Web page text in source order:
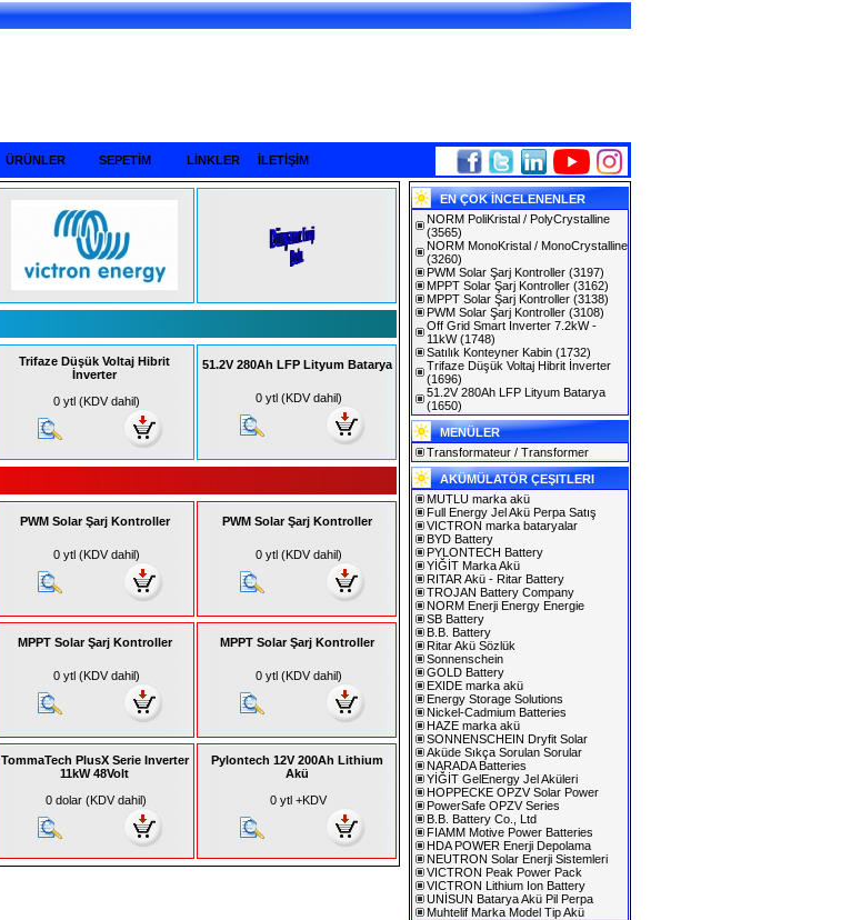
ÜRÜNLER SEPETİM LİNKLER İLETİŞİM
Trifaze Düşük Voltaj Hibrit
İnverter
0 ytl (KDV dahil)
51.2V 280Ah LFP Lityum Batarya
0 ytl (KDV dahil)
PWM Solar Şarj Kontroller
0 ytl (KDV dahil)
PWM Solar Şarj Kontroller
0 ytl (KDV dahil)
MPPT Solar Şarj Kontroller
0 ytl (KDV dahil)
MPPT Solar Şarj Kontroller
0 ytl (KDV dahil)
TommaTech PlusX Serie Inverter
11kW 48Volt
0 dolar (KDV dahil)
Pylontech 12V 200Ah Lithium
Akü
0 ytl +KDV
EN ÇOK İNCELENENLER
NORM PoliKristal / PolyCrystalline
(3565)
NORM MonoKristal / MonoCrystalline
(3260)
PWM Solar Şarj Kontroller (3197)
MPPT Solar Şarj Kontroller (3162)
MPPT Solar Şarj Kontroller (3138)
PWM Solar Şarj Kontroller (3108)
Off Grid Smart Inverter 7.2kW -
11kW(1748)
Satılık Konteyner Kabin (1732)
Trifaze Düşük Voltaj Hibrit İnverter
(1696)
51.2V 280Ah LFP Lityum Batarya
(1650)
MENÜLER
Transformateur / Transformer
AKÜMÜLATÖR ÇEŞITLERI
MUTLU marka akü
Full Energy Jel Akü Perpa Satış
VICTRON marka bataryalar
BYD Battery
PYLONTECH Battery
YİĞİT Marka Akü
RITAR Akü - Ritar Battery
TROJAN Battery Company
NORM Enerji Energy Energie
SB Battery
B.B. Battery
Ritar Akü Sözlük
Sonnenschein
GOLD Battery
EXIDE marka akü
Energy Storage Solutions
Nickel-Cadmium Batteries
HAZE marka akü
SONNENSCHEIN Dryfit Solar
Aküde Sıkça Sorulan Sorular
NARADA Batteries
YİĞİT GelEnergy Jel Aküleri
HOPPECKE OPZV Solar Power
PowerSafe OPZV Series
B.B. Battery Co., Ltd
FIAMM Motive Power Batteries
HDA POWER Enerji Depolama
NEUTRON Solar Enerji Sistemleri
VICTRON Peak Power Pack
VICTRON Lithium Ion Battery
UNİSUN Batarya Akü Pil Perpa
Muhtelif Marka Model Tip Akü